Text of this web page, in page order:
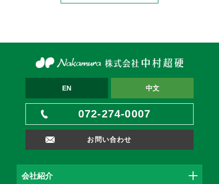
EN 中文
072-274-0007
お問い合わせ
会社紹介